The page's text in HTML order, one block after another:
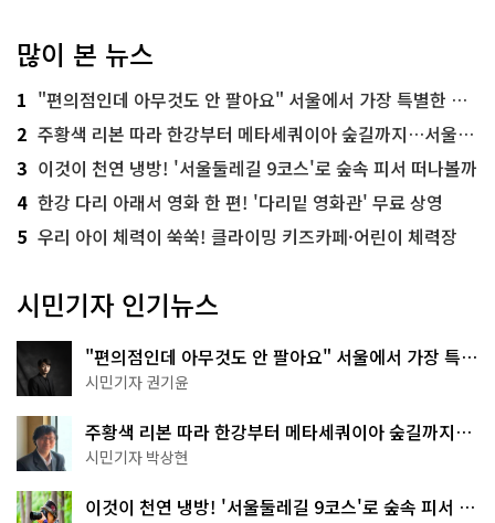
많이 본 뉴스
1 "편의점인데 아무것도 안 팔아요" 서울에서 가장 특별한 편의점의 정체
2 주황색 리본 따라 한강부터 메타세쿼이아 숲길까지…서울둘레길 15코스
3 이것이 천연 냉방! '서울둘레길 9코스'로 숲속 피서 떠나볼까
4 한강 다리 아래서 영화 한 편! '다리밑 영화관' 무료 상영
5 우리 아이 체력이 쑥쑥! 클라이밍 키즈카페·어린이 체력장
시민기자 인기뉴스
"편의점인데 아무것도 안 팔아요" 서울에서 가장 특별
한 편의점의 정체
시민기자 권기윤
주황색 리본 따라 한강부터 메타세쿼이아 숲길까지…
서울둘레길 15코스
시민기자 박상현
이것이 천연 냉방! '서울둘레길 9코스'로 숲속 피서 떠